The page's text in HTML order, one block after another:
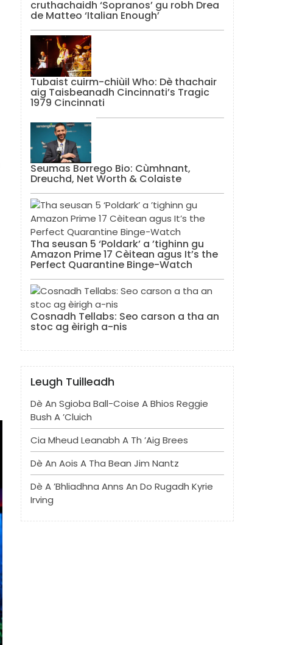
cruthachaidh ‘Sopranos’ gu robh Drea
de Matteo ‘Italian Enough’
Tubaist cuirm-chiùil Who: Dè thachair
aig Taisbeanadh Cincinnati’s Tragic
1979 Cincinnati
Seumas Borrego Bio: Cùmhnant,
Dreuchd, Net Worth & Colaiste
Tha seusan 5 ‘Poldark’ a ’tighinn gu
Amazon Prime 17 Cèitean agus It’s the
Perfect Quarantine Binge-Watch
Cosnadh Tellabs: Seo carson a tha an
stoc ag èirigh a-nis
Leugh Tuilleadh
Dè An Sgioba Ball-Coise A Bhios Reggie
Bush A ’cluich
Cia Mheud Leanabh A Th ’aig Brees
Dè An Aois A Tha Bean Jim Nantz
Dè A ’bhliadhna Anns An Do Rugadh Kyrie
Irving